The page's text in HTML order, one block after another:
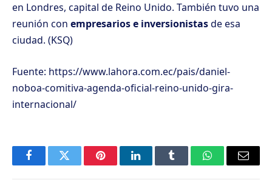
en Londres, capital de Reino Unido. También tuvo una
reunión con empresarios e inversionistasde esa
ciudad. (KSQ)
Fuente: https://www.lahora.com.ec/pais/daniel-
noboa-comitiva-agenda-oficial-reino-unido-gira-
internacional/
FacebookTwitter PinterestLinkedInTumblr WhatsAppEmail